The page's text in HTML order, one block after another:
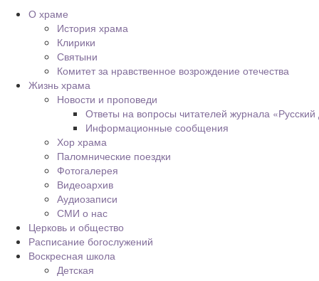
О храме
История храма
Клирики
Святыни
Комитет за нравственное возрождение отечества
Жизнь храма
Новости и проповеди
Ответы на вопросы читателей журнала
Информационные сообщения
Хор храма
Паломнические поездки
Фотогалерея
Видеоархив
Аудиозаписи
СМИ о нас
Церковь и общество
Расписание богослужений
Воскресная школа
Детская